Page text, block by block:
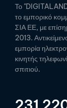
Το
το εμπορικό
ΣΙΑ ΕΕ, με
2013.
εμπορία
κινητής
σπιτιού.